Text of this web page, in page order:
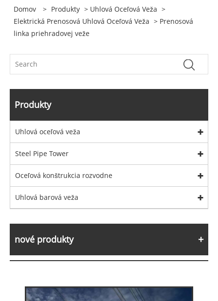
Domov > Produkty > Uhlová Oceľová Veža >
Elektrická Prenosová Uhlová Oceľová Veža > Prenosová
linka priehradovej veže
Produkty
Uhlová oceľová veža
Steel Pipe Tower
Oceľová konštrukcia rozvodne
Uhlová barová veža
nové produkty